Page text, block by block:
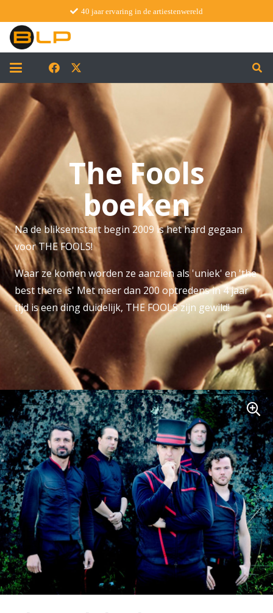
40 jaar ervaring in de artiestenwereld
The Fools
boeken
Na de bliksemstart begin 2009 is het hard gegaan
voor THE FOOLS!
Waar ze komen worden ze aanzien als 'uniek' en 'the
best there is' Met meer dan 200 optredens in 4 jaar
tijd is een ding duidelijk, THE FOOLS zijn gewild!